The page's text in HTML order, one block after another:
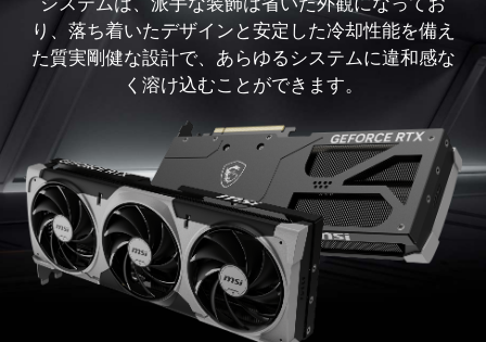
り、落ち着いたデザインと安定した冷却性能を備え
た質実剛健な設計で、あらゆるシステムに違和感な
く溶け込むことができます。